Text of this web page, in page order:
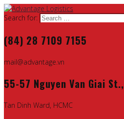
Search for:
(84) 28 7109 7155
mail@advantage.vn
55-57 Nguyen Van Giai St.,
Tan Dinh Ward, HCMC